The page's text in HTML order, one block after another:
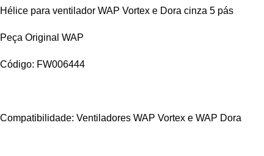
Hélice para ventilador WAP Vortex e Dora cinza 5 pás
Peça Original WAP
Código: FW006444
Compatibilidade: Ventiladores WAP Vortex e WAP Dora